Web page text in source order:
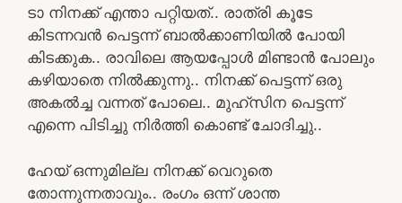
ടാ നിനക്ക് എന്താ പറ്റിയത്.. രാത്രി കൂടേ
കിടന്നവൻ പെട്ടന്ന് ബാൽക്കാണിയിൽ പോയി
കിടക്കുക.. രാവിലെ ആയപ്പോൾ മിണ്ടാൻ പോലും
കഴിയാതെ നിൽക്കുന്നു.. നിനക്ക് പെട്ടന്ന് ഒരു
അകൽച്ച വന്നത് പോലെ.. മുഹ്സിന പെട്ടന്ന്
എന്നെ പിടിച്ചു നിർത്തി കൊണ്ട് ചോദിച്ചു..
ഹേയ് ഒന്നുമില്ല നിനക്ക് വെറുതെ
തോന്നുന്നതാവും.. രംഗം ഒന്ന് ശാന്ത